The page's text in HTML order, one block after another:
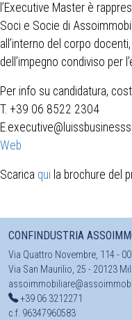
l’Executive Master è
Soci e Socie di
all’interno del corpo
dell’impegno condiviso per
Per info su candidatura,
T. +39 06 8522 2304
Web
Scarica qui la brochure del
CONFINDUSTRIA
Via Quattro Novembre, 114 -
Via San Maurilio, 25 - 20123
+39 06 3212271
c.f. 96347960583